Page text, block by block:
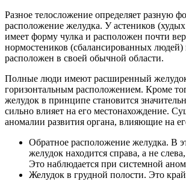
Разное телосложение определяет разную
расположение желудка. У астеников
имеет форму чулка и расположен почти
нормостеников (сбалансированных людей)
расположен в своей обычной области.
Полные люди имеют расширенный
горизонтальным расположением. Кроме
желудок в принципе становится
сильно влияет на его местонахождение.
аномалии развития органа, влияющие на
Обратное расположение желудка. В
желудок находится справа, а не
Это наблюдается при системной
Желудок в грудной полости. Это